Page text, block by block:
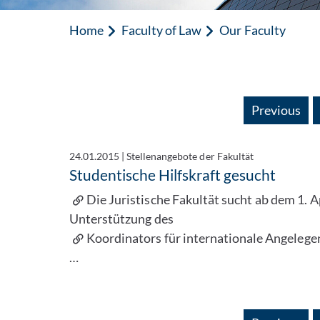
Home Faculty of Law Our Faculty
Previous
24.01.2015 |Stellenangebote der Fakultät
Studentische Hilfskraft gesucht
Die Juristische Fakultät sucht ab dem 1.
Unterstützung des
Koordinators für internationale
…